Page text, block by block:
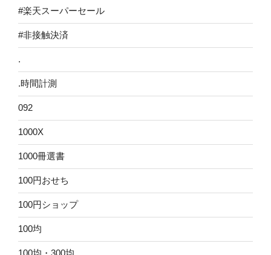
#楽天スーパーセール
#非接触決済
.
.時間計測
092
1000X
1000冊選書
100円おせち
100円ショップ
100均